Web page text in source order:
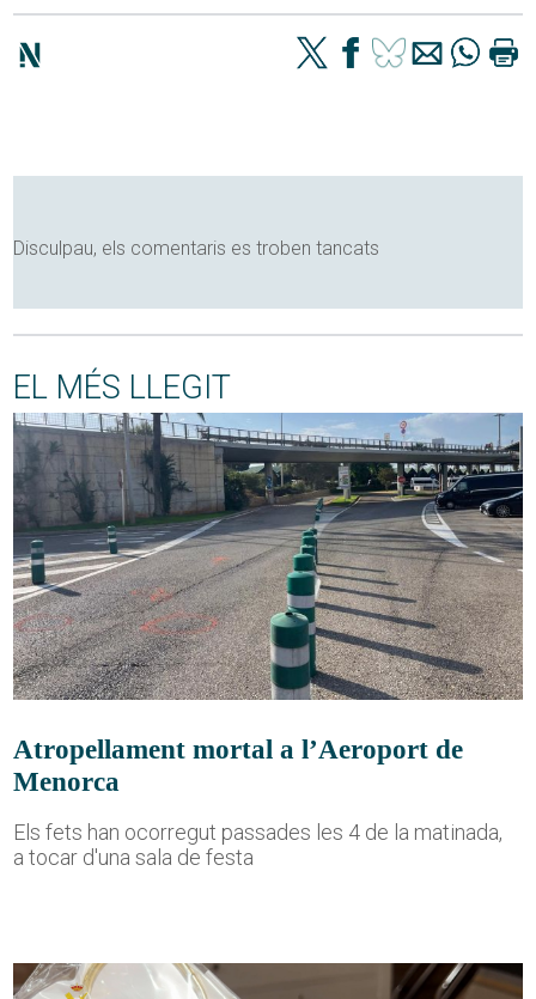
Disculpau, els comentaris es troben tancats
EL MÉS LLEGIT
Atropellament mortal a l’Aeroport de
Menorca
Els fets han ocorregut passades les 4 de la matinada,
a tocar d'una sala de festa